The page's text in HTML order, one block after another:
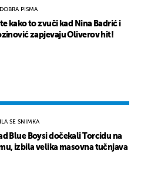
PISMA
kako to zvuči kad Nina Badrić i
zapjevaju Oliverov hit!
SE SNIMKA
Blue Boysi dočekali Torcidu na
izbila velika masovna tučnjava